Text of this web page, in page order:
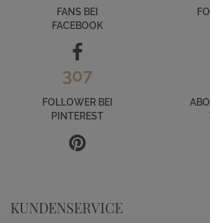
FANS BEI
FACEBOOK
307
FOLLOWER BEI
PINTEREST
KUNDENSERVICE